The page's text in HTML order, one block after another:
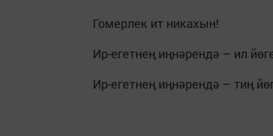
Гомерлек ит никахын!
Ир-егетнең иңнәрендә – ил
Ир-егетнең иңнәрендә – тиң